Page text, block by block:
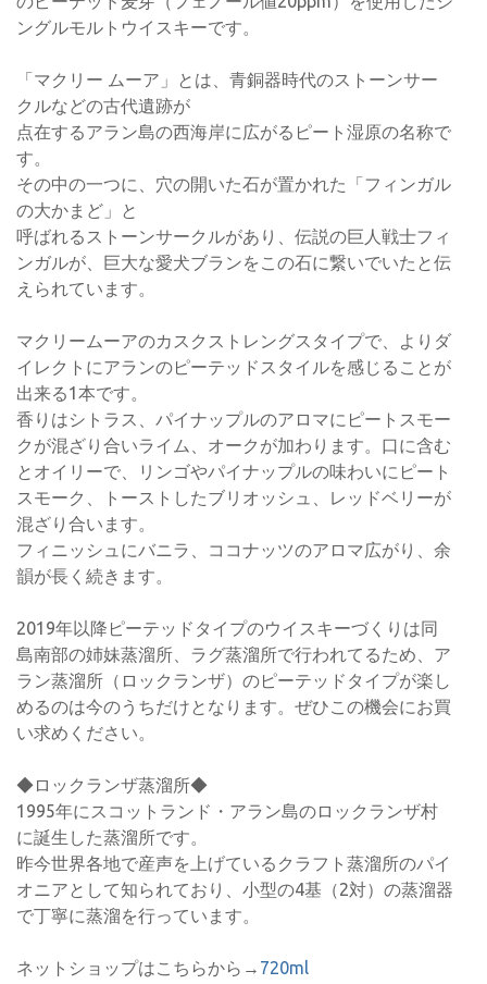
ングルモルトウイスキーです。
「マクリー ムーア」とは、青銅器時代のストーンサー
クルなどの古代遺跡が
点在するアラン島の西海岸に広がるピート湿原の名称で
す。
その中の一つに、穴の開いた石が置かれた「フィンガル
の大かまど」と
呼ばれるストーンサークルがあり、伝説の巨人戦士フィ
ンガルが、巨大な愛犬ブランをこの石に繋いでいたと伝
えられています。
マクリームーアのカスクストレングスタイプで、よりダ
イレクトにアランのピーテッドスタイルを感じることが
出来る1本です。
香りはシトラス、パイナップルのアロマにピートスモー
クが混ざり合いライム、オークが加わります。口に含む
とオイリーで、リンゴやパイナップルの味わいにピート
スモーク、トーストしたブリオッシュ、レッドベリーが
混ざり合います。
フィニッシュにバニラ、ココナッツのアロマ広がり、余
韻が長く続きます。
2019年以降ピーテッドタイプのウイスキーづくりは同
島南部の姉妹蒸溜所、ラグ蒸溜所で行われてるため、ア
ラン蒸溜所（ロックランザ）のピーテッドタイプが楽し
めるのは今のうちだけとなります。ぜひこの機会にお買
い求めください。
◆ロックランザ蒸溜所◆
1995年にスコットランド・アラン島のロックランザ村
に誕生した蒸溜所です。
昨今世界各地で産声を上げているクラフト蒸溜所のパイ
オニアとして知られており、小型の4基（2対）の蒸溜器
で丁寧に蒸溜を行っています。
ネットショップはこちらから→ 720ml